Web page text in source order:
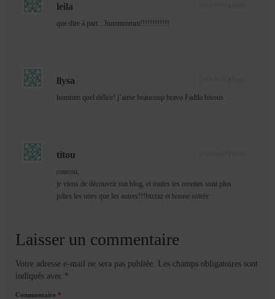
leila
que dire à part…hummmmm!!!!!!!!!!!!
llysa
hummm quel délice! j’aime beaucoup bravo Fadila bisous
titou
coucou,
je viens de découvrir ton blog, et toutes tes recettes sont plus
jolies les unes que les autres!!!bizzzz et bonne soirée
Laisser un commentaire
Votre adresse e-mail ne sera pas publiée.
Les champs obligatoires sont
indiqués avec *
Commentaire *